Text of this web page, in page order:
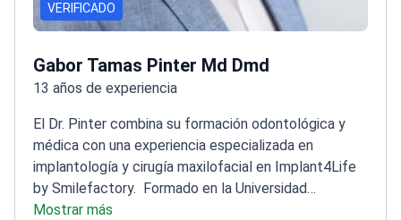
VERIFICADO
Gabor Tamas Pinter Md Dmd
13 años de experiencia
El Dr. Pinter combina su formación odontológica y
médica con una experiencia especializada en
implantología y cirugía maxilofacial en Implant4Life
by Smilefactory. Formado en la Universidad
Semmelweis tanto en odontología como en medicina
Mostrar más